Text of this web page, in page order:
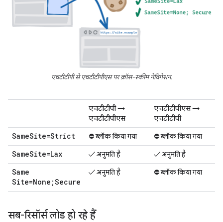
एचटीटीपी से एचटीटीपीएस पर क्रॉस-स्कीम नेविगेशन.
एचटीटीपी →
एचटीटीपीएस
एचटीटीपीएस →
एचटीटीपी
SameSite=Strict ⛔ ब्लॉक किया गया ⛔ ब्लॉक किया गया
SameSite=Lax ✓ अनुमति है ✓ अनुमति है
Same
Site=None;Secure
✓ अनुमति है ⛔ ब्लॉक किया गया
सब-रिसॉर्स लोड हो रहे हैं